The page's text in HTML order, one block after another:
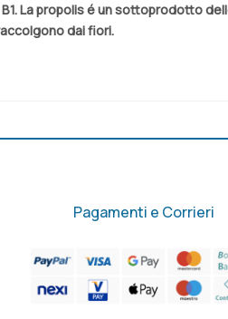
La propolis é un sottoprodotto
dai fiori.
Pagamenti e Corrieri